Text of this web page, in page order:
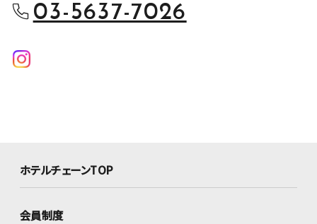
03-5637-7026
ホテルチェーンTOP
会員制度